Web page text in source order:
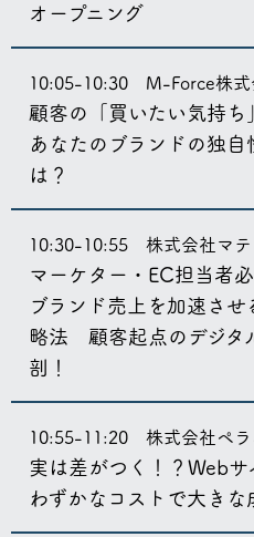
オープニング
10:05-10:30 M-Force株式
顧客の「買いたい気持ち
あなたのブランドの独自
は？
10:30-10:55 株式会社マテ
マーケター・EC担当者必
ブランド売上を加速させ
略法 顧客起点のデジタ
剖！
10:55-11:20 株式会社ペラ
実は差がつく！？Webサ
わずかなコストで大きな